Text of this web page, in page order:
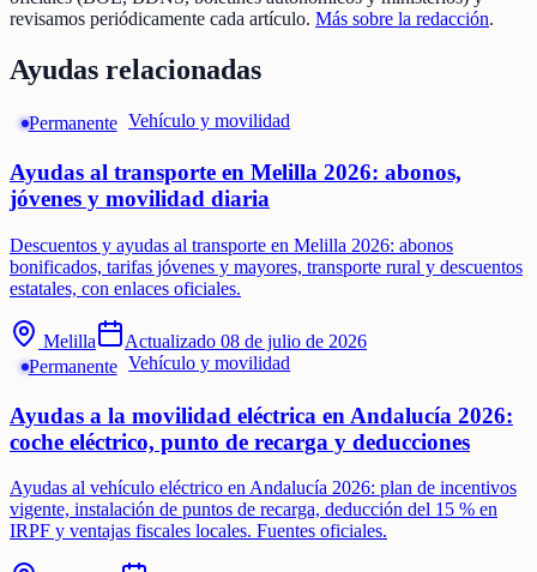
revisamos periódicamente cada artículo. Más sobre la redacción.
Ayudas relacionadas
Permanente Vehículo y movilidad
Ayudas al transporte en Melilla 2026: abonos,
jóvenes y movilidad diaria
Descuentos y ayudas al transporte en Melilla 2026: abonos
bonificados, tarifas jóvenes y mayores, transporte rural y descuentos
estatales, con enlaces oficiales.
Melilla Actualizado 08 de julio de 2026
Permanente Vehículo y movilidad
Ayudas a la movilidad eléctrica en Andalucía 2026:
coche eléctrico, punto de recarga y deducciones
Ayudas al vehículo eléctrico en Andalucía 2026: plan de incentivos
vigente, instalación de puntos de recarga, deducción del 15 % en
IRPF y ventajas fiscales locales. Fuentes oficiales.